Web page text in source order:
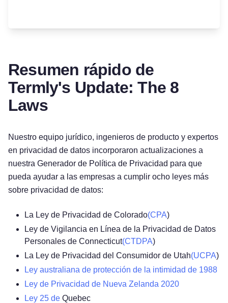
Resumen rápido de
Termly's Update: The 8
Laws
Nuestro equipo jurídico, ingenieros de producto y expertos
en privacidad de datos incorporaron actualizaciones a
nuestra Generador de Política de Privacidad para que
pueda ayudar a las empresas a cumplir ocho leyes más
sobre privacidad de datos:
La Ley de Privacidad de Colorado(CPA)
Ley de Vigilancia en Línea de la Privacidad de Datos
Personales de Connecticut(CTDPA)
La Ley de Privacidad del Consumidor de Utah(UCPA)
Ley australiana de protección de la intimidad de 1988
Ley de Privacidad de Nueva Zelanda 2020
Ley 25 de Quebec